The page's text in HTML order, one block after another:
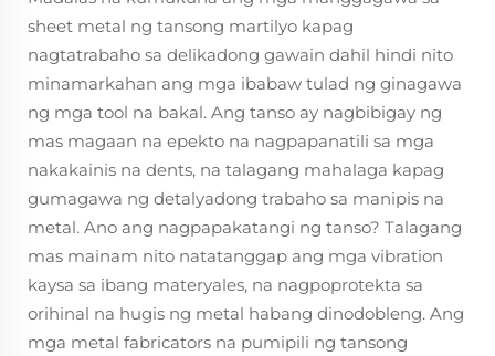
sheet metal ng tansong martilyo kapag
nagtatrabaho sa delikadong gawain dahil hindi nito
minamarkahan ang mga ibabaw tulad ng ginagawa
ng mga tool na bakal. Ang tanso ay nagbibigay ng
mas magaan na epekto na nagpapanatili sa mga
nakakainis na dents, na talagang mahalaga kapag
gumagawa ng detalyadong trabaho sa manipis na
metal. Ano ang nagpapakatangi ng tanso? Talagang
mas mainam nito natatanggap ang mga vibration
kaysa sa ibang materyales, na nagpoprotekta sa
orihinal na hugis ng metal habang dinodobleng. Ang
mga metal fabricators na pumipili ng tansong